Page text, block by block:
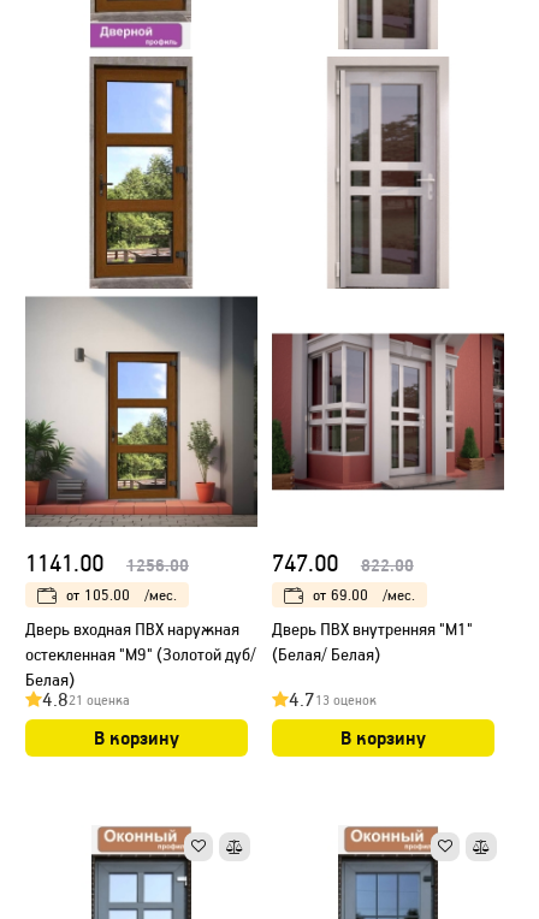
1141.00 1256.00
от 105.00 /мес.
Дверь входная ПВХ наружная
остекленная "М9" (Золотой дуб/
Белая)
4.821 оценка
В корзину
747.00 822.00
от 69.00 /мес.
Дверь ПВХ внутренняя "М1"
(Белая/ Белая)
4.713 оценок
В корзину